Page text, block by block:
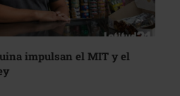
impulsan el MIT y el